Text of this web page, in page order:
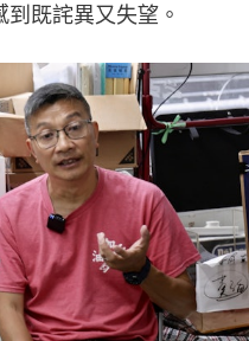
既詫異又失望。